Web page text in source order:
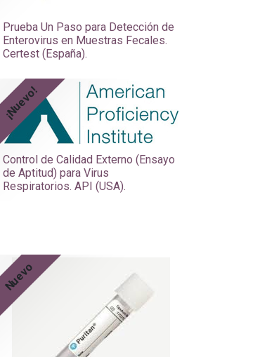
Prueba Un Paso para Detección de
Enterovirus en Muestras Fecales.
Certest (España).
Control de Calidad Externo (Ensayo
de Aptitud) para Virus
Respiratorios. API (USA).
¡Nuevo!
Nuevo